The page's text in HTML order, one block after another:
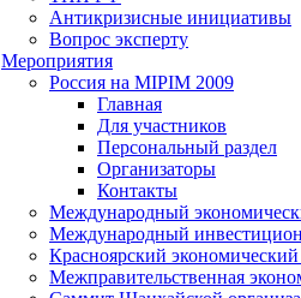
Антикризисные инициативы
Вопрос эксперту
Мероприятия
Россия на MIPIM 2009
Главная
Для участников
Персональный раздел
Организаторы
Контакты
Международный
Международный
Красноярский
Межправительственная